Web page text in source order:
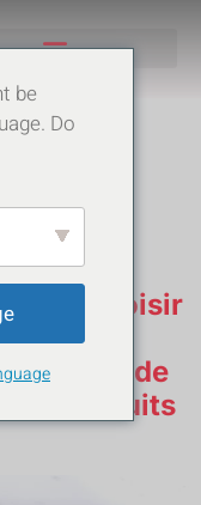
au
en
pour choisir
pour les
détail et de
de produits
be
Do